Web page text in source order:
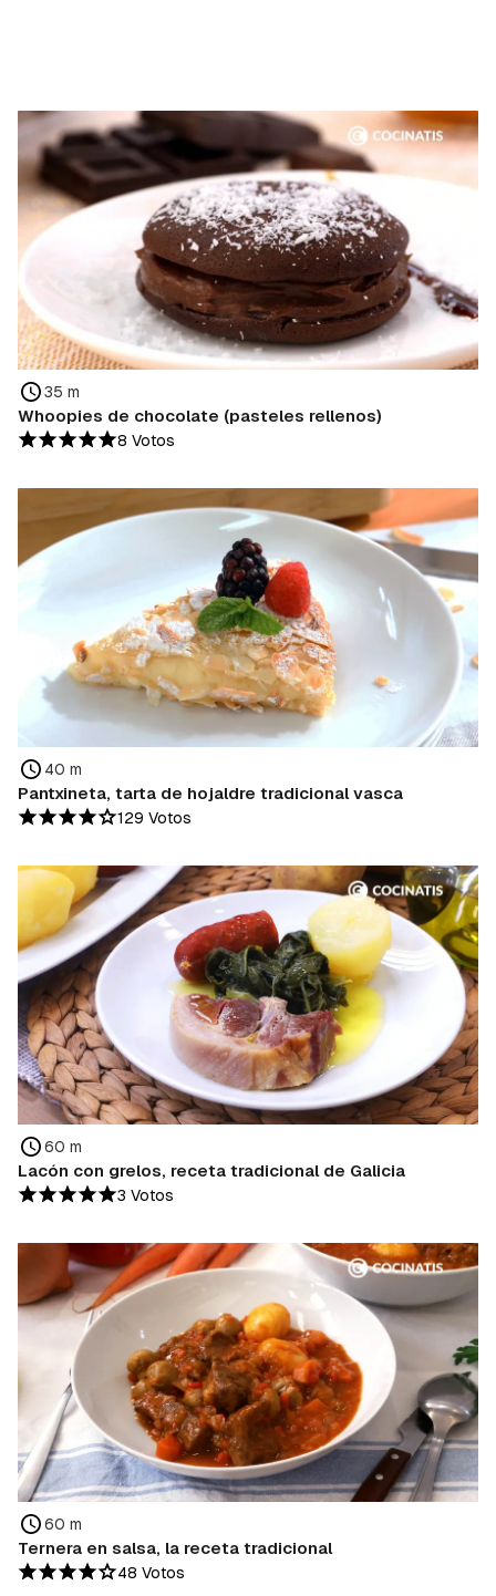
35 m
Whoopies de chocolate (pasteles rellenos)
8 Votos
40 m
Pantxineta, tarta de hojaldre tradicional vasca
129 Votos
60 m
Lacón con grelos, receta tradicional de Galicia
3 Votos
60 m
Ternera en salsa, la receta tradicional
48 Votos